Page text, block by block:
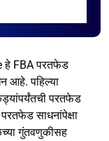
हे FBA परतफेड
आहे. पहिल्या
परतफेड
साधनांपेक्षा
गुंतवणुकीसह